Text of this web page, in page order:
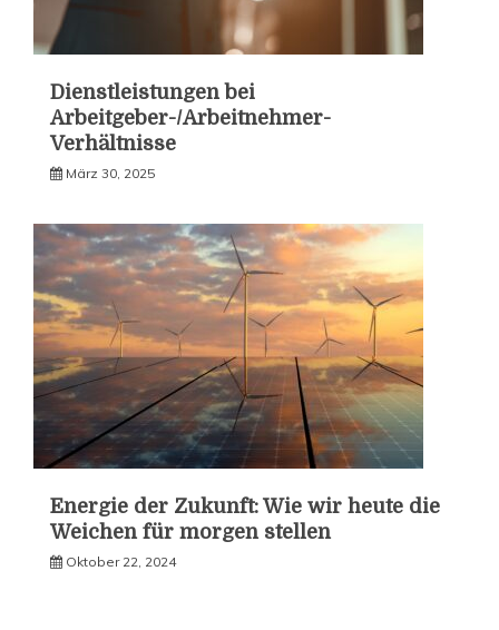
Dienstleistungen bei
Arbeitgeber-/Arbeitnehmer-
Verhältnisse
März 30, 2025
Energie der Zukunft: Wie wir heute die
Weichen für morgen stellen
Oktober 22, 2024